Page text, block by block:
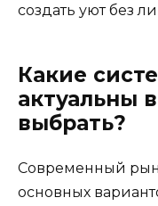
создать уют без
Какие
актуальны
выбрать?
Современный
основных